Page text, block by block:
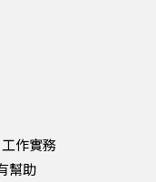
作實務
幫助